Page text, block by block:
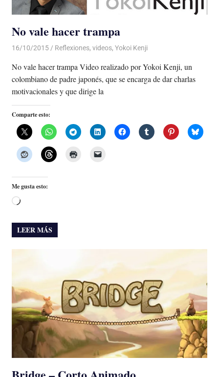
No vale hacer trampa
16/10/2015 Luis Castellanos
Reflexiones, videos, Yokoi Kenji
No vale hacer trampa Video realizado por Yokoi Kenji, un
colombiano de padre japonés, que se encarga de dar charlas
motivacionales y que dirige la
Comparte esto:
Me gusta esto:
Cargando...
LEER MÁS